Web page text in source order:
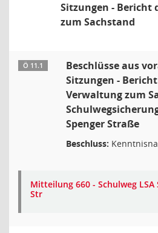
Sitzungen - Bericht
zum Sachstand
Ö 11.1
Beschlüsse aus
Sitzungen -
Verwaltung zum
Spenger Straße
Beschluss:
Mitteilung 660 - Schulweg LSA
Str